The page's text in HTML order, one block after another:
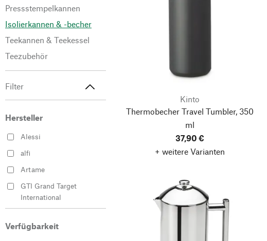
Pressstempelkannen
Isolierkannen & -becher
Teekannen & Teekessel
Teezubehör
Filter
Hersteller
Alessi
alfi
Artame
GTI Grand Target
International
Klean Kanteen
Verfügbarkeit
Kinto
Thermobecher Travel Tumbler, 350
ml
37,90 €
+ weitere Varianten